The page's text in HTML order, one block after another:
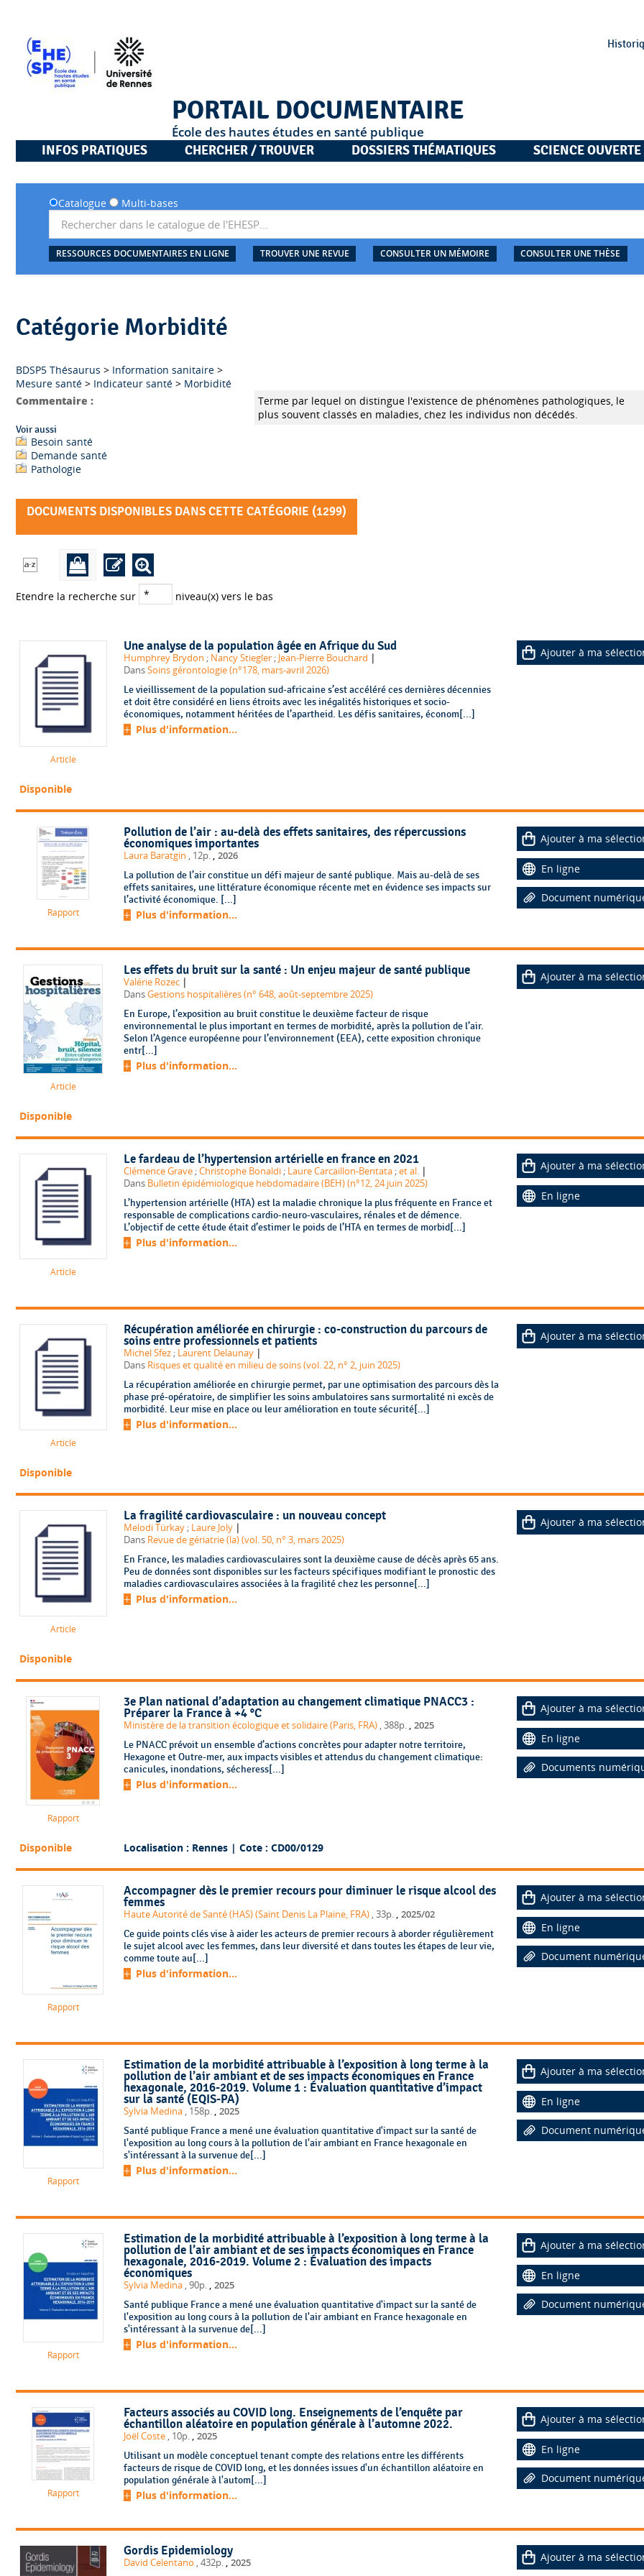
PORTAIL DOCUMENTAIRE
École des hautes études en santé publique
INFOS PRATIQUES
CHERCHER / TROUVER DOSSIERS THÉMATIQUES SCIENCE OUVERTE
Catalogue Multi-bases
RESSOURCES DOCUMENTAIRES EN LIGNE TROUVER UNE REVUE CONSULTER UN MÉMOIRE CONSULTER UNE THÈSE
Catégorie Morbidité
BDSP5 Thésaurus > Information sanitaire >
Mesure santé > Indicateur santé > Morbidité
Commentaire :
Terme par lequel on distingue l'existence de phénomènes pathologiques, le
plus souvent classés en maladies, chez les individus non décédés.
Voir aussi
Besoin santé
Demande santé
Pathologie
DOCUMENTS DISPONIBLES DANS CETTE CATÉGORIE (1299)
Etendre la recherche sur niveau(x) vers le bas
Article
Une analyse de la population âgée en Afrique du Sud
Humphrey Brydon ; Nancy Stiegler ; Jean-Pierre Bouchard |
DansSoins gérontologie (n°178, mars-avril 2026)
Le vieillissement de la population sud-africaine s’est accéléré ces dernières décennies
et doit être considéré en liens étroits avec les inégalités historiques et socio-
économiques, notamment héritées de l’apartheid. Les défis sanitaires, économ[...]
Plus d'information...
Ajouter à ma
Disponible
Rapport
Pollution de l’air : au-delà des effets sanitaires, des répercussions
économiques importantes
Laura Baratgin , 12p. 2026
La pollution de l’air constitue un défi majeur de santé publique. Mais au-delà de ses
effets sanitaires, une littérature économique récente met en évidence ses impacts sur
l’activité économique. [...]
Plus d'information...
Ajouter à ma
En ligne
Document
Article
Les effets du bruit sur la santé : Un enjeu majeur de santé publique
Valérie Rozec |
DansGestions hospitalières (n° 648, août-septembre 2025)
En Europe, l’exposition au bruit constitue le deuxième facteur de risque
environnemental le plus important en termes de morbidité, après la pollution de l’air.
Selon l’Agence européenne pour l’environnement (EEA), cette exposition chronique
entr[...]
Plus d'information...
Ajouter à ma
Disponible
Article
Le fardeau de l’hypertension artérielle en france en 2021
Clémence Grave ;Christophe Bonaldi ; Laure Carcaillon-Bentata ;et al. |
Dans Bulletin épidémiologique hebdomadaire (BEH) (n°12, 24 juin 2025)
L’hypertension artérielle (HTA) est la maladie chronique la plus fréquente en France et
responsable de complications cardio-neuro-vasculaires, rénales et de démence.
L’objectif de cette étude était d’estimer le poids de l’HTA en termes de morbid[...]
Plus d'information...
Ajouter à ma
En ligne
Article
Récupération améliorée en chirurgie : co-construction du parcours de
soins entre professionnels et patients
Michel Sfez ; Laurent Delaunay |
Dans Risques et qualité en milieu de soins (vol. 22, n° 2, juin 2025)
La récupération améliorée en chirurgie permet, par une optimisation des parcours dès la
phase pré-opératoire, de simplifier les soins ambulatoires sans surmortalité ni excès de
morbidité. Leur mise en place ou leur amélioration en toute sécurité[...]
Plus d'information...
Ajouter à ma
Disponible
Article
La fragilité cardiovasculaire : un nouveau concept
Melodi Türkay ; Laure Joly |
Dans Revue de gériatrie (la) (vol. 50, n° 3, mars 2025)
En France, les maladies cardiovasculaires sont la deuxième cause de décès après 65 ans.
Peu de données sont disponibles sur les facteurs spécifiques modifiant le pronostic des
maladies cardiovasculaires associées à la fragilité chez les personne[...]
Plus d'information...
Ajouter à ma
Disponible
Rapport
3e Plan national d’adaptation au changement climatique PNACC3 :
Préparer la France à +4 °C
Ministère de la transition écologique et solidaire (Paris, FRA) , 388p. , 2025
Le PNACC prévoit un ensemble d’actions concrètes pour adapter notre territoire,
Hexagone et Outre-mer, aux impacts visibles et attendus du changement climatique:
canicules, inondations, sécheress[...]
Plus d'information...
Ajouter à ma
En ligne
Documents
Disponible Localisation : Rennes | Cote : CD00/0129
Rapport
Accompagner dès le premier recours pour diminuer le risque alcool des
femmes
Haute Autorité de Santé (HAS) (Saint Denis La Plaine, FRA) , 33p. , 2025/02
Ce guide points clés vise à aider les acteurs de premier recours à aborder régulièrement
le sujet alcool avec les femmes, dans leur diversité et dans toutes les étapes de leur vie,
comme toute au[...]
Plus d'information...
Ajouter à ma
En ligne
Document
Rapport
Estimation de la morbidité attribuable à l’exposition à long terme à la
pollution de l’air ambiant et de ses impacts économiques en France
hexagonale, 2016-2019. Volume 1 : Évaluation quantitative d’impact
sur la santé (EQIS-PA)
Sylvia Medina , 158p. , 2025
Santé publique France a mené une évaluation quantitative d'impact sur la santé de
l'exposition au long cours à la pollution de l'air ambiant en France hexagonale en
s'intéressant à la survenue de[...]
Plus d'information...
Ajouter à ma
En ligne
Document
Rapport
Estimation de la morbidité attribuable à l’exposition à long terme à la
pollution de l’air ambiant et de ses impacts économiques en France
hexagonale, 2016-2019. Volume 2 : Évaluation des impacts
économiques
Sylvia Medina , 90p. , 2025
Santé publique France a mené une évaluation quantitative d'impact sur la santé de
l'exposition au long cours à la pollution de l'air ambiant en France hexagonale en
s'intéressant à la survenue de[...]
Plus d'information...
Ajouter à ma
En ligne
Document
Rapport
Facteurs associés au COVID long. Enseignements de l’enquête par
échantillon aléatoire en population générale à l’automne 2022.
Joël Coste , 10p. , 2025
Utilisant un modèle conceptuel tenant compte des relations entre les différents
facteurs de risque de COVID long, et les données issues d'un échantillon aléatoire en
population générale à l'autom[...]
Plus d'information...
Ajouter à ma
En ligne
Document
Gordis Epidemiology
David Celentano , 432p.,2025
Ajouter à ma